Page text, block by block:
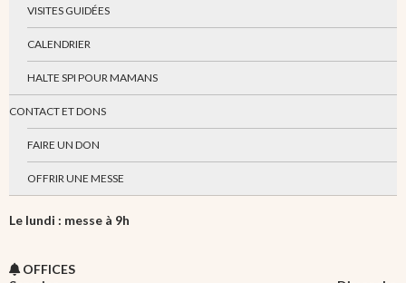
VISITES GUIDÉES
CALENDRIER
HALTE SPI POUR MAMANS
CONTACT ET DONS
FAIRE UN DON
OFFRIR UNE MESSE
Le lundi : messe à 9h
OFFICES